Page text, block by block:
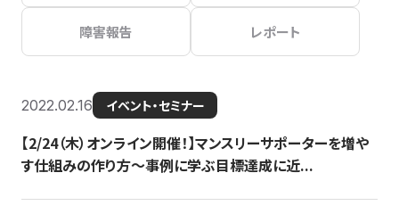
障害報告 レポート
2022.02.16 イベント・セミナー
【2/24（木）オンライン開催！】マンスリーサポーターを増や
す仕組みの作り方〜事例に学ぶ目標達成に近...